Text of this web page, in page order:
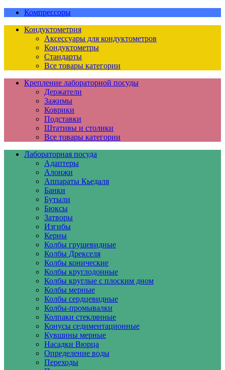
Компрессоры
Кондуктометрия
Аксессуары для кондуктометров
Кондуктометры
Стандарты
Все товары категории
Крепление лабораторной посуды
Держатели
Зажимы
Коврики
Подставки
Штативы и столики
Все товары категории
Лабораторная посуда
Адаптеры
Алонжи
Аппараты Кьедаля
Банки
Бутыли
Бюксы
Затворы
Изгибы
Керны
Колбы грушевидные
Колбы Дрекселя
Колбы конические
Колбы круглодонные
Колбы круглые с плоским дном
Колбы мерные
Колбы сердцевидные
Колбы-промывалки
Колпаки стеклянные
Конусы седиментационные
Кувшины мерные
Насадки Вюрца
Определение воды
Переходы